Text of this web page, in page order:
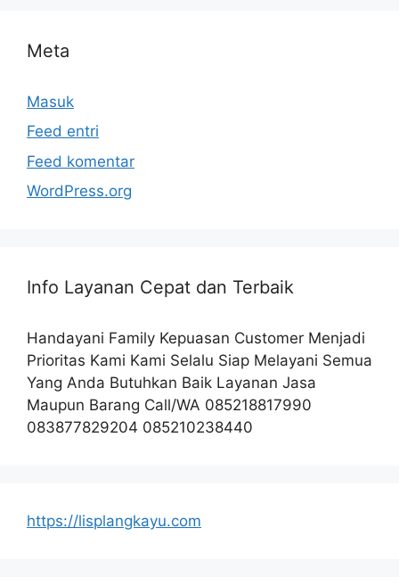
Meta
Masuk
Feed entri
Feed komentar
WordPress.org
Info Layanan Cepat dan Terbaik
Handayani Family Kepuasan Customer Menjadi
Prioritas Kami Kami Selalu Siap Melayani Semua
Yang Anda Butuhkan Baik Layanan Jasa
Maupun Barang Call/WA 085218817990
083877829204 085210238440
https://lisplangkayu.com